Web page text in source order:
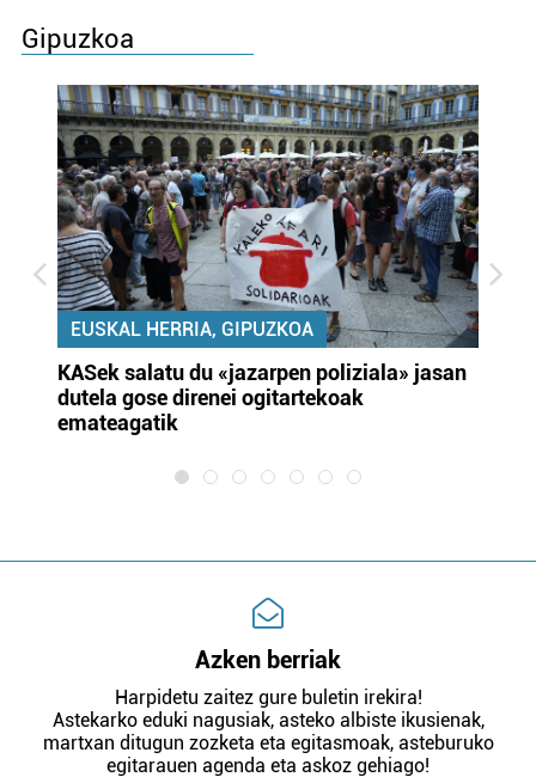
Gipuzkoa
EUSKAL HERRIA, GIPUZKOA
KASek salatu du «jazarpen poliziala» jasan
dutela gose direnei ogitartekoak
emateagatik
Azken berriak
Harpidetu zaitez gure buletin irekira!
Astekarko eduki nagusiak, asteko albiste ikusienak,
martxan ditugun zozketa eta egitasmoak, asteburuko
egitarauen agenda eta askoz gehiago!